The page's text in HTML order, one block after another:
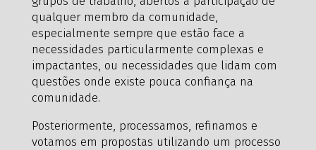
qualquer membro da comunidade,
especialmente sempre que estão face a
necessidades particularmente complexas e
impactantes, ou necessidades que lidam com
questões onde existe pouca confiança na
comunidade.
Posteriormente, processamos, refinamos e
votamos em propostas utilizando um processo